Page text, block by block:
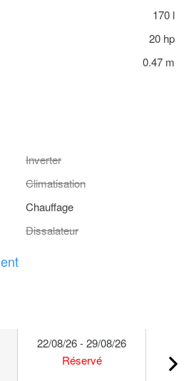
170 l
20 hp
0.47 m
Inverter
Climatisation
Chauffage
Dissalateur
22/08/26 - 29/08/26
Réservé